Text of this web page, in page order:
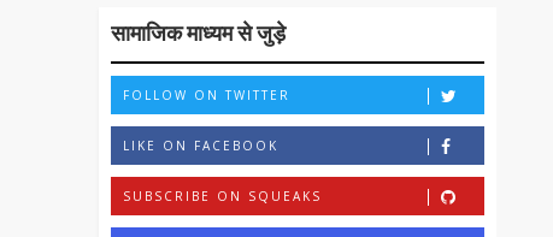
सामाजिक माध्यम से जुड़े
FOLLOW ON TWITTER
LIKE ON FACEBOOK
SUBSCRIBE ON SQUEAKS